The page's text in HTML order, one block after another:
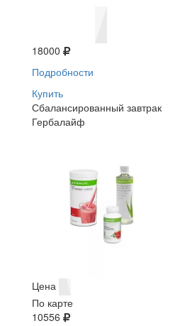
18000
Подробности
Купить
Сбалансированный завтрак
Гербалайф
Цена
По карте
10556